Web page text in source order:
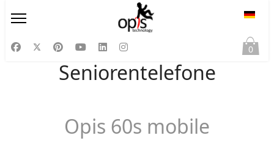
0
Seniorentelefone
Opis 60s mobile